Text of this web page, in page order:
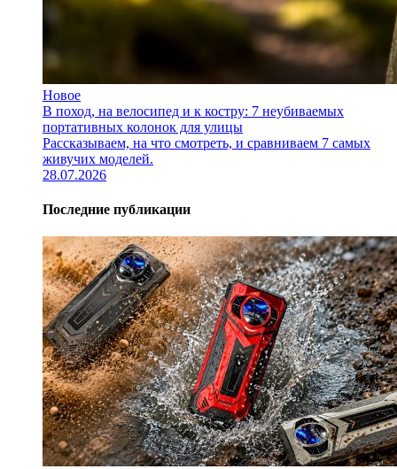
Новое
В поход, на велосипед и к костру: 7 неубиваемых
портативных колонок для улицы
Рассказываем, на что смотреть, и сравниваем 7 самых
живучих моделей.
28.07.2026
Последние публикации